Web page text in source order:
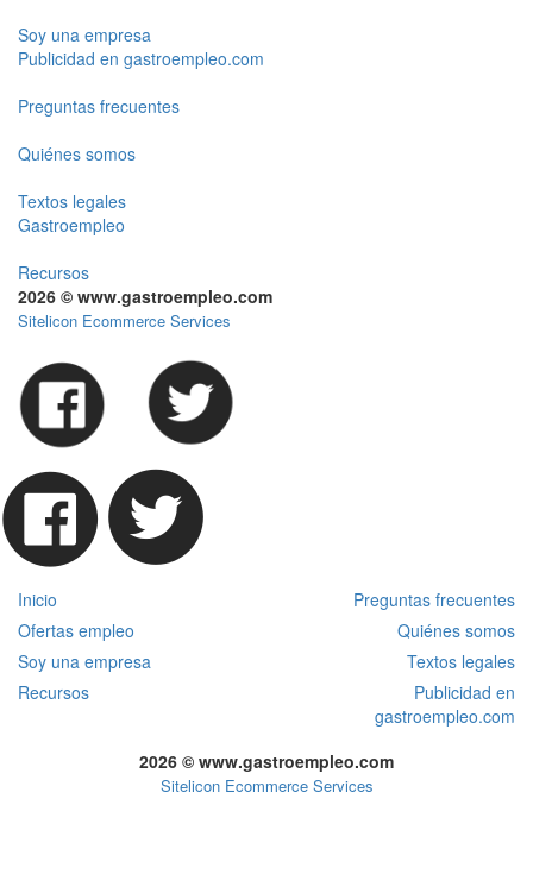
Soy una empresa
Publicidad en gastroempleo.com
Preguntas frecuentes
Quiénes somos
Textos legales
Gastroempleo
Recursos
2026 © www.gastroempleo.com
Sitelicon Ecommerce Services
Inicio
Preguntas frecuentes
Ofertas empleo
Quiénes somos
Soy una empresa
Textos legales
Recursos
Publicidad en
gastroempleo.com
2026 © www.gastroempleo.com
Sitelicon Ecommerce Services